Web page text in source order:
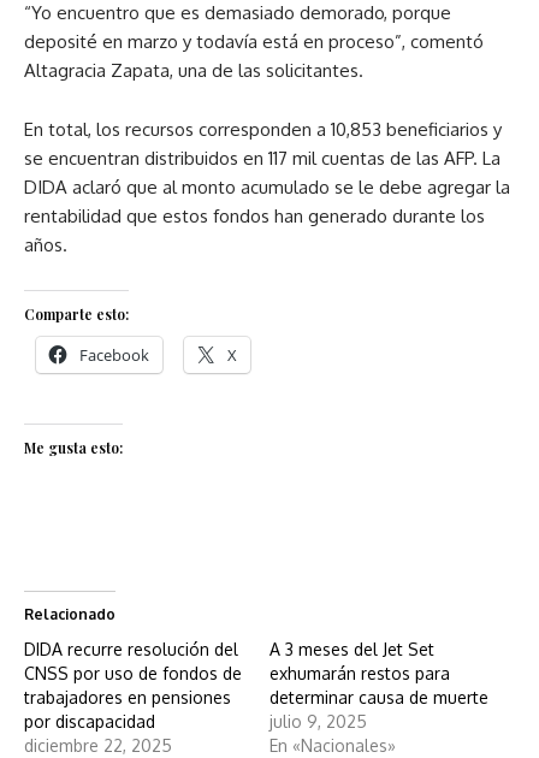
“Yo encuentro que es demasiado demorado, porque
deposité en marzo y todavía está en proceso”, comentó
Altagracia Zapata, una de las solicitantes.
En total, los recursos corresponden a 10,853 beneficiarios y
se encuentran distribuidos en 117 mil cuentas de las AFP. La
DIDA aclaró que al monto acumulado se le debe agregar la
rentabilidad que estos fondos han generado durante los
años.
Comparte esto:
Facebook X
Me gusta esto:
Relacionado
DIDA recurre resolución del
CNSS por uso de fondos de
trabajadores en pensiones
por discapacidad
diciembre 22, 2025
A 3 meses del Jet Set
exhumarán restos para
determinar causa de muerte
julio 9, 2025
En «Nacionales»